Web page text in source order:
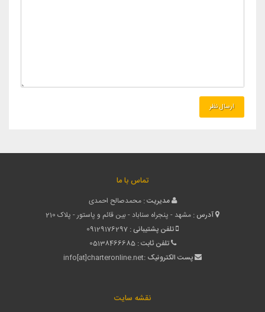
تماس با ما
مدیریت : محمدصالح احمدی
آدرس : مشهد - پنجراه سناباد - بین قائم و پاستور - پلاک 210
تلفن پشتیبانی : 09129176297
تلفن ثابت : 05138466685
پست الکترونیک :info[at]charteronline.net
نقشه سایت